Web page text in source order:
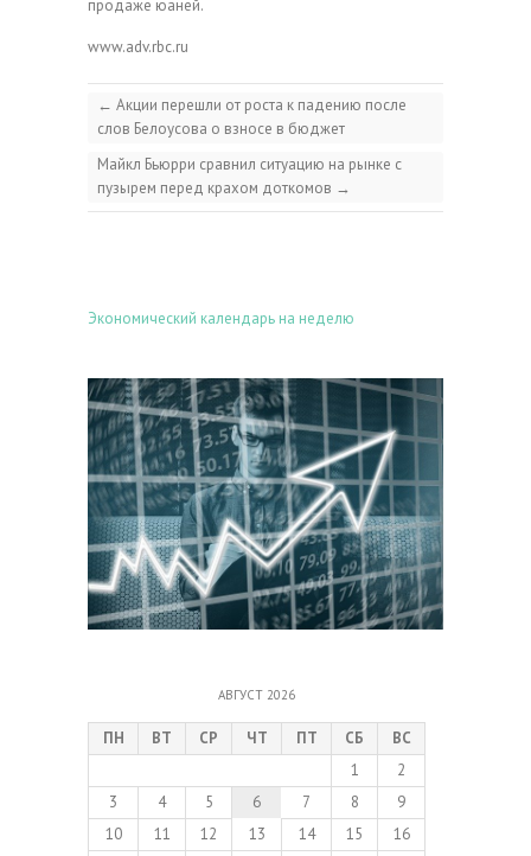
продаже юаней.
www.adv.rbc.ru
← Акции перешли от роста к падению после
слов Белоусова о взносе в бюджет
Майкл Бьюрри сравнил ситуацию на рынке с
пузырем перед крахом доткомов →
Экономический календарь на неделю
АВГУСТ 2026
ПН ВТ СР ЧТ ПТ СБ
ВС
1
2
3
4 5 6 7 8
9
10
11 12 13 14 15
16